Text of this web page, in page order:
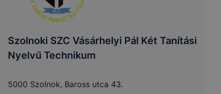
Szolnoki SZC Vásárhelyi Pál Két Tanítási
Nyelvű Technikum
5000 Szolnok, Baross utca 43.